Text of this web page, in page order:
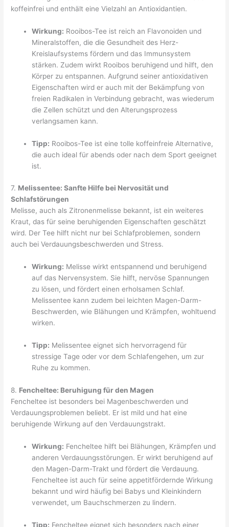
koffeinfrei und enthält eine Vielzahl an Antioxidantien.
Wirkung: Rooibos-Tee ist reich an Flavonoiden und
Mineralstoffen, die die Gesundheit des Herz-
Kreislaufsystems fördern und das Immunsystem
stärken. Zudem wirkt Rooibos beruhigend und hilft, den
Körper zu entspannen. Aufgrund seiner antioxidativen
Eigenschaften wird er auch mit der Bekämpfung von
freien Radikalen in Verbindung gebracht, was wiederum
die Zellen schützt und den Alterungsprozess
verlangsamen kann.
Tipp: Rooibos-Tee ist eine tolle koffeinfreie Alternative,
die auch ideal für abends oder nach dem Sport geeignet
ist.
7. Melissentee: Sanfte Hilfe bei Nervosität und
Schlafstörungen
Melisse, auch als Zitronenmelisse bekannt, ist ein weiteres
Kraut, das für seine beruhigenden Eigenschaften geschätzt
wird. Der Tee hilft nicht nur bei Schlafproblemen, sondern
auch bei Verdauungsbeschwerden und Stress.
Wirkung: Melisse wirkt entspannend und beruhigend
auf das Nervensystem. Sie hilft, nervöse Spannungen
zu lösen, und fördert einen erholsamen Schlaf.
Melissentee kann zudem bei leichten Magen-Darm-
Beschwerden, wie Blähungen und Krämpfen, wohltuend
wirken.
Tipp: Melissentee eignet sich hervorragend für
stressige Tage oder vor dem Schlafengehen, um zur
Ruhe zu kommen.
8. Fencheltee: Beruhigung für den Magen
Fencheltee ist besonders bei Magenbeschwerden und
Verdauungsproblemen beliebt. Er ist mild und hat eine
beruhigende Wirkung auf den Verdauungstrakt.
Wirkung: Fencheltee hilft bei Blähungen, Krämpfen und
anderen Verdauungsstörungen. Er wirkt beruhigend auf
den Magen-Darm-Trakt und fördert die Verdauung.
Fencheltee ist auch für seine appetitfördernde Wirkung
bekannt und wird häufig bei Babys und Kleinkindern
verwendet, um Bauchschmerzen zu lindern.
Tipp: Fencheltee eignet sich besonders nach einer